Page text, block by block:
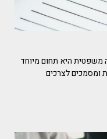
משפטית היא תחום מיוחד
ומסמכים לצרכים